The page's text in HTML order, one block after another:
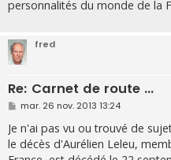
personnalités du monde de la
fred
Re: Carnet de route ...
M
s
s
a
g
mar. 26 nov. 2013 13:24
Je n'ai pas vu ou trouvé de
le décès d'Aurélien Leleu,